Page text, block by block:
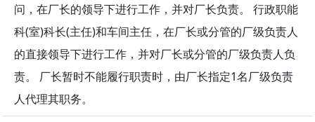
问，在厂长的领导下进行工作，并对厂长负责。 行政职能
科(室)科长(主任)和车间主任，在厂长或分管的厂级负责人
的直接领导下进行工作，并对厂长或分管的厂级负责人负
责。 厂长暂时不能履行职责时，由厂长指定1名厂级负责
人代理其职务。